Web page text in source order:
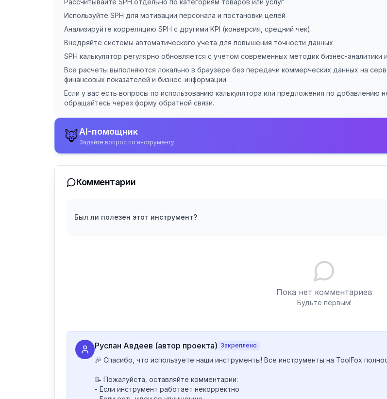
Рассчитывайте SPH отдельно по категориям товаров или услуг
Используйте SPH для мотивации персонала и постановки целей
Анализируйте корреляцию SPH с другими KPI (конверсия, средний чек)
Внедряйте системы автоматического учета для повышения точности данных
SPH калькулятор регулярно обновляется с учетом современных методик бизнес-
Все расчеты выполняются локально в браузере без передачи коммерческих данных на
финансовых показателей и бизнес-информации.
Если у вас есть вопросы по использованию калькулятора или предложения по добавлению
обращайтесь через форму обратной связи.
🦊AI-помощник
Задайте вопрос по инструменту
Комментарии
Был ли полезен этот инструмент?
Пока нет комментариев
Будьте первым!
Руслан Авдеев (автор проекта) Закреплено
🎉 Спасибо, что используете наши инструменты! Все инструменты на ToolFox
📝 Пожалуйста, оставляйте комментарии:
- Если инструмент работает некорректно